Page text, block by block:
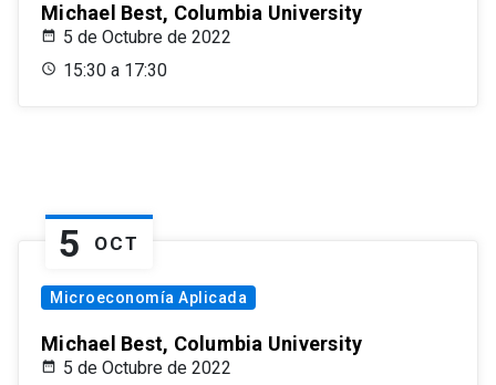
Michael Best, Columbia University
5 de Octubre de 2022
15:30 a 17:30
5 OCT
Microeconomía Aplicada
Michael Best, Columbia University
5 de Octubre de 2022